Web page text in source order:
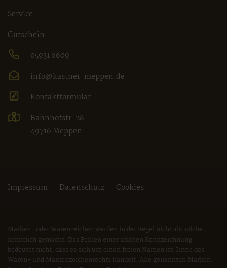
Service
Gutschein
05931 6609
info@kastner-meppen.de
Kontaktformular
Bahnhofstr. 28
49716 Meppen
Impressum Datenschutz Cookies
Marken- oder Warenzeichen werden in der Regel nicht als solche
kenntlich gemacht. Das Fehlen einer solchen Kennzeichnung
bedeutet nicht, dass es sich um einen freien Namen im Sinne des
Waren- und Markenzeichenrechts handelt. Alle genannten Marken,